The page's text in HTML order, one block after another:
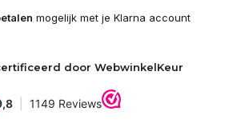
mogelijk met je Klarna account
door WebwinkelKeur